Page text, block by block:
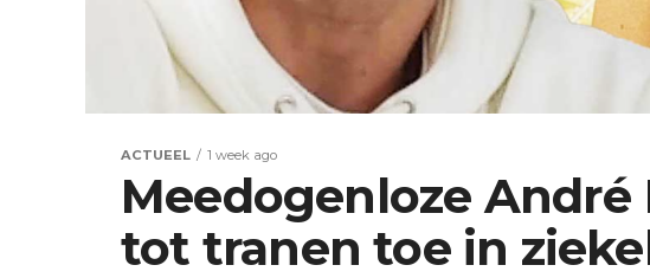
ACTUEEL 1 week ago
Meedogenloze André
tot tranen toe in